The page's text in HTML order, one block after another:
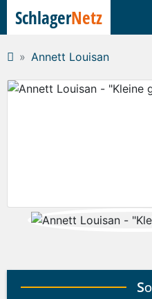
Annett Louisan
SchlagerNetz